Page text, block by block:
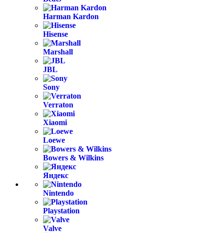
Harman Kardon
Hisense
Marshall
JBL
Sony
Verraton
Xiaomi
Loewe
Bowers & Wilkins
Яндекс
Nintendo
Playstation
Valve